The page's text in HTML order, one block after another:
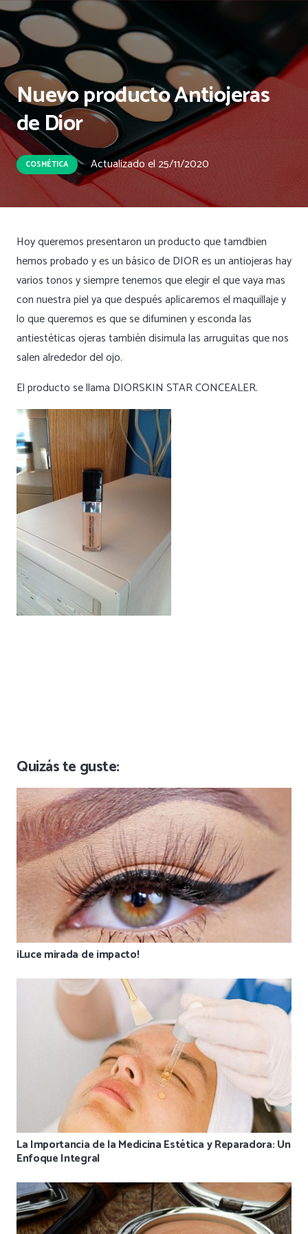
Nuevo producto Antiojeras
de Dior
COSMÉTICA Actualizado el25/11/2020
Hoy queremos presentaron un producto que tamdbien
hemos probado y es un básico de DIOR es un antiojeras hay
varios tonos y siempre tenemos que elegir el que vaya mas
con nuestra piel ya que después aplicaremos el maquillaje y
lo que queremos es que se difuminen y esconda las
antiestéticas ojeras también disimula las arruguitas que nos
salen alrededor del ojo.
El producto se llama DIORSKIN STAR CONCEALER.
Quizás te guste:
¡Luce mirada de impacto!
La Importancia de la Medicina Estética y Reparadora: Un
Enfoque Integral